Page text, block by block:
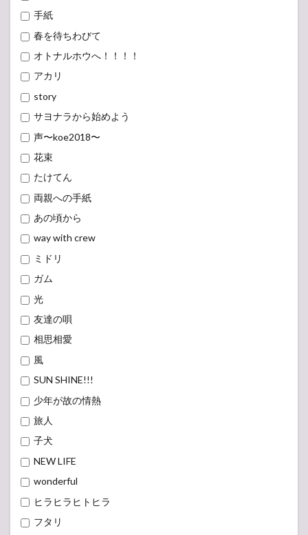
手紙
春を待ちわびて
オトナルホウへ！！！！
アカリ
story
サヨナラから始めよう
声〜koe2018〜
花束
たけてん
両親への手紙
あの頃から
way with crew
ミドリ
ガム
光
友達の唄
相思相愛
風
SUN SHINE!!!
少年が故の情熱
旅人
子犬
NEW LIFE
wonderful
ヒラヒラヒトヒラ
フタリ